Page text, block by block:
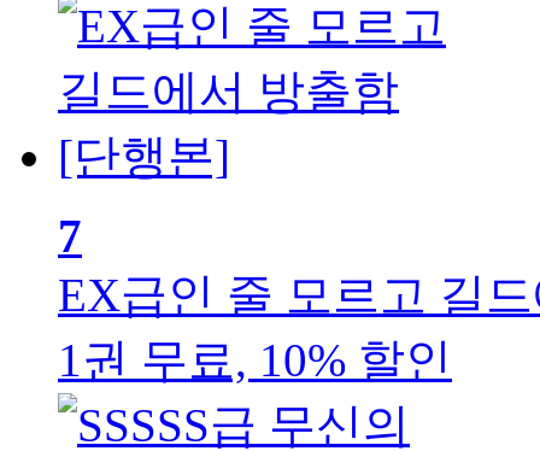
7
EX급인 줄 모르고 길
1권 무료, 10% 할인